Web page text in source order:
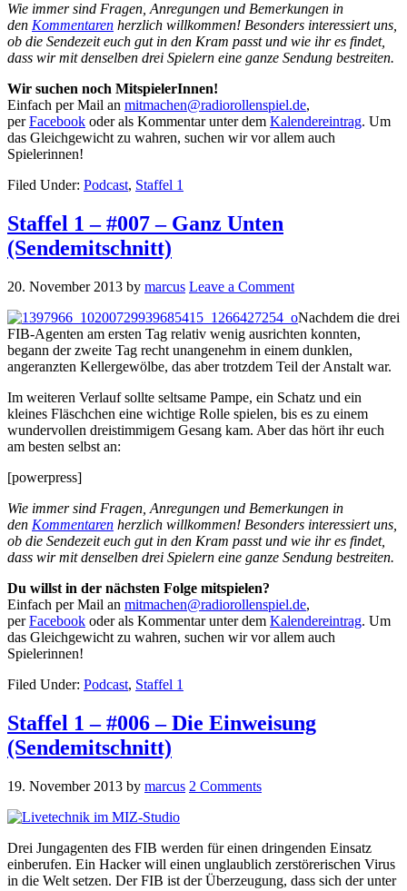
Wie immer sind Fragen, Anregungen und Bemerkungen in
den Kommentaren herzlich willkommen! Besonders interessiert uns,
ob die Sendezeit euch gut in den Kram passt und wie ihr es findet,
dass wir mit denselben drei Spielern eine ganze Sendung bestreiten.
Wir suchen noch MitspielerInnen!
Einfach per Mail an mitmachen@radiorollenspiel.de,
perFacebook oder als Kommentar unter dem Kalendereintrag. Um
das Gleichgewicht zu wahren, suchen wir vor allem auch
Spielerinnen!
Filed Under: Podcast, Staffel 1
Staffel 1 – #007 – Ganz Unten
(Sendemitschnitt)
20. November 2013 by marcus Leave a Comment
Nachdem die drei
FIB-Agenten am ersten Tag relativ wenig ausrichten konnten,
begann der zweite Tag recht unangenehm in einem dunklen,
angeranzten Kellergewölbe, das aber trotzdem Teil der Anstalt war.
Im weiteren Verlauf sollte seltsame Pampe, ein Schatz und ein
kleines Fläschchen eine wichtige Rolle spielen, bis es zu einem
wundervollen dreistimmigem Gesang kam. Aber das hört ihr euch
am besten selbst an:
[powerpress]
Wie immer sind Fragen, Anregungen und Bemerkungen in
den Kommentaren herzlich willkommen! Besonders interessiert uns,
ob die Sendezeit euch gut in den Kram passt und wie ihr es findet,
dass wir mit denselben drei Spielern eine ganze Sendung bestreiten.
Du willst in der nächsten Folge mitspielen?
Einfach per Mail an mitmachen@radiorollenspiel.de,
perFacebook oder als Kommentar unter dem Kalendereintrag. Um
das Gleichgewicht zu wahren, suchen wir vor allem auch
Spielerinnen!
Filed Under: Podcast, Staffel 1
Staffel 1 – #006 – Die Einweisung
(Sendemitschnitt)
19. November 2013 by marcus 2 Comments
Drei Jungagenten des FIB werden für einen dringenden Einsatz
einberufen. Ein Hacker will einen unglaublich zerstörerischen Virus
in die Welt setzen. Der FIB ist der Überzeugung, dass sich der unter